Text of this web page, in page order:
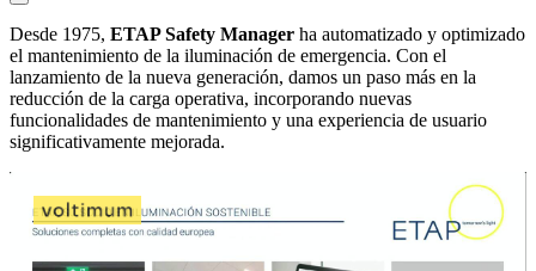
Desde 1975, ETAP Safety Manager ha automatizado y optimizado
el mantenimiento de la iluminación de emergencia. Con el
lanzamiento de la nueva generación, damos un paso más en la
reducción de la carga operativa, incorporando nuevas
funcionalidades de mantenimiento y una experiencia de usuario
significativamente mejorada.